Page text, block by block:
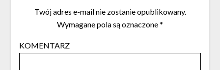
Twój adres e-mail nie zostanie opublikowany.
Wymagane pola są oznaczone*
KOMENTARZ